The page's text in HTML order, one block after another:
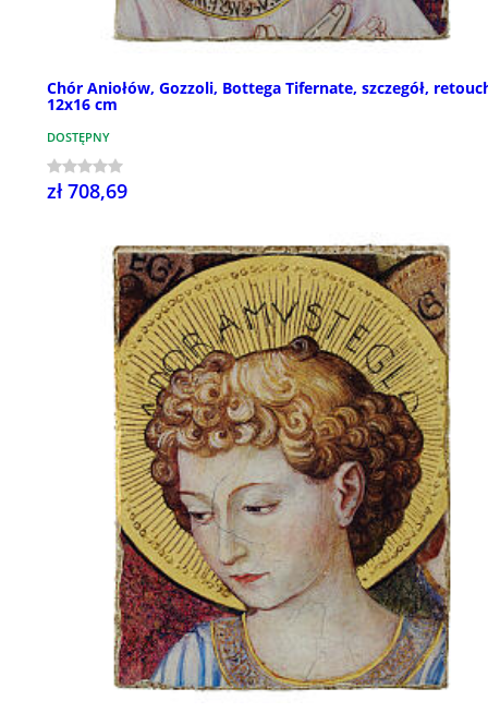
Chór Aniołów, Gozzoli, Bottega Tifernate, szczegół,
12x16 cm
DOSTĘPNY
zł 708,69